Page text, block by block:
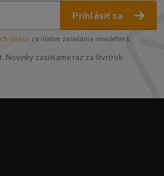
Prihlásiť sa
údajovza účelom zasielania newslettera.
Novinky zasielame raz za štvrťrok.